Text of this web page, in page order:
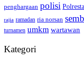
penghargaan polisi Polresta
rajia ramadan ria norsan
turnamen umkm wartawan
Kategori